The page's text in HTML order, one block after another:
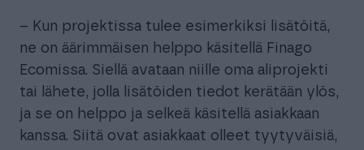
– Kun projektissa tulee esimerkiksi lisätöitä,
ne on äärimmäisen helppo käsitellä Finago
Ecomissa. Siellä avataan niille oma aliprojekti
tai lähete, jolla lisätöiden tiedot kerätään ylös,
ja se on helppo ja selkeä käsitellä asiakkaan
kanssa. Siitä ovat asiakkaat olleet tyytyväisiä,